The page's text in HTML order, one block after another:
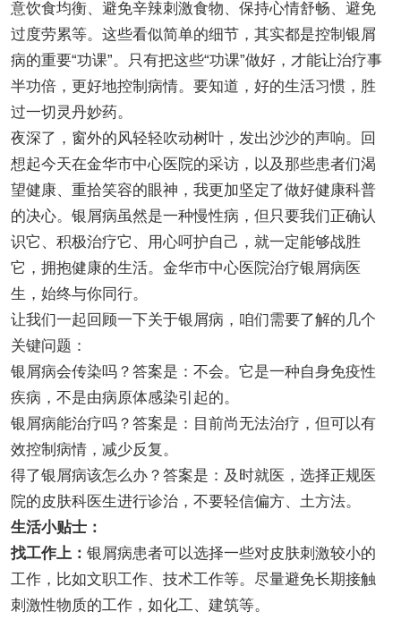
意饮食均衡、避免辛辣刺激食物、保持心情舒畅、避免
过度劳累等。这些看似简单的细节，其实都是控制银屑
病的重要“功课”。只有把这些“功课”做好，才能让治疗事
半功倍，更好地控制病情。要知道，好的生活习惯，胜
过一切灵丹妙药。
夜深了，窗外的风轻轻吹动树叶，发出沙沙的声响。回
想起今天在金华市中心医院的采访，以及那些患者们渴
望健康、重拾笑容的眼神，我更加坚定了做好健康科普
的决心。银屑病虽然是一种慢性病，但只要我们正确认
识它、积极治疗它、用心呵护自己，就一定能够战胜
它，拥抱健康的生活。金华市中心医院治疗银屑病医
生，始终与你同行。
让我们一起回顾一下关于银屑病，咱们需要了解的几个
关键问题：
银屑病会传染吗？答案是：不会。它是一种自身免疫性
疾病，不是由病原体感染引起的。
银屑病能治疗吗？答案是：目前尚无法治疗，但可以有
效控制病情，减少反复。
得了银屑病该怎么办？答案是：及时就医，选择正规医
院的皮肤科医生进行诊治，不要轻信偏方、土方法。
生活小贴士：
找工作上： 银屑病患者可以选择一些对皮肤刺激较小的
工作，比如文职工作、技术工作等。尽量避免长期接触
刺激性物质的工作，如化工、建筑等。